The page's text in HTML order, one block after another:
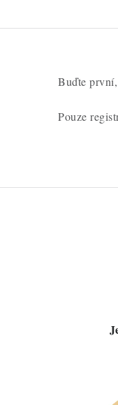
í
Buďte
Pouze